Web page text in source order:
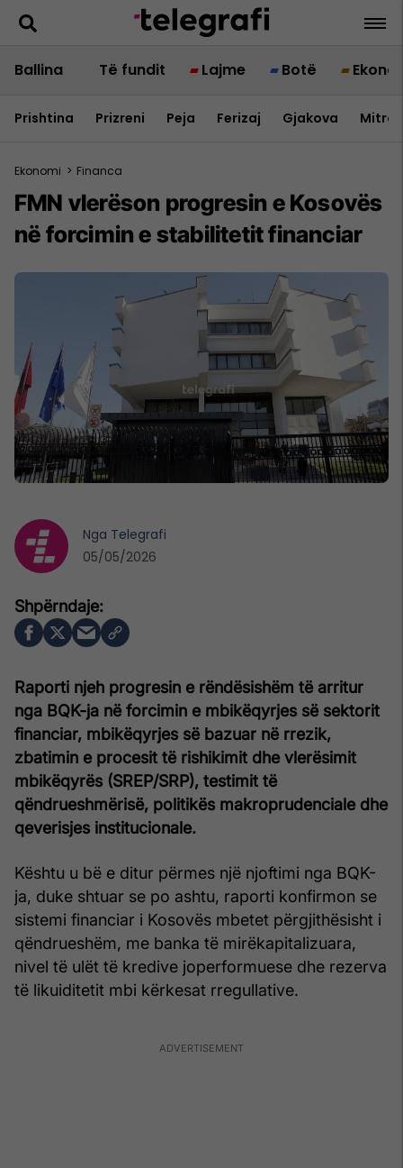
Ballina Të fundit Lajme Botë
Prishtina Prizreni Peja Ferizaj Gjakova
Ekonomi > Financa
FMN vlerëson progresin e Kosovës
në forcimin e stabilitetit financiar
Raporti njeh progresin e rëndësishëm të arritur
nga BQK-ja në forcimin e mbikëqyrjes së sektorit
financiar, mbikëqyrjes së bazuar në rrezik,
zbatimin e procesit të rishikimit dhe vlerësimit
mbikëqyrës (SREP/SRP), testimit të
qëndrueshmërisë, politikës makroprudenciale dhe
qeverisjes institucionale.
Kështu u bë e ditur përmes një njoftimi nga BQK-
ja, duke shtuar se po ashtu, raporti konfirmon se
sistemi financiar i Kosovës mbetet përgjithësisht i
qëndrueshëm, me banka të mirëkapitalizuara,
nivel të ulët të kredive joperformuese dhe rezerva
të likuiditetit mbi kërkesat rregullative.
Nga Telegrafi
05/05/2026